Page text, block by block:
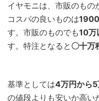
イヤモニは、市販のもの
コスパの良いものは
す。市販のものでも10万
す。特注となると 〇十万
基準としては4万円から5
の値段よりも安いか高い